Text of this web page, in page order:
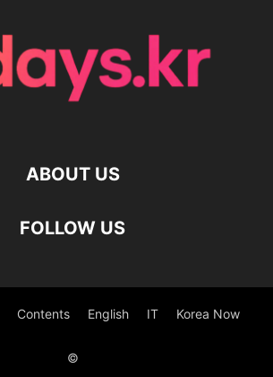
ABOUT US
FOLLOW US
Contents English IT Korea Now
©